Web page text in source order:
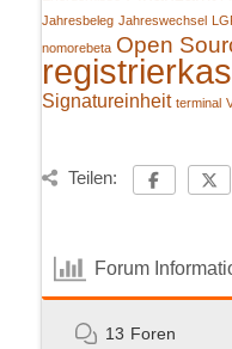
Jahresbeleg Jahreswechsel
nomorebeta Open
Signatureinheit terminal
Teilen:
Forum
13 Foren